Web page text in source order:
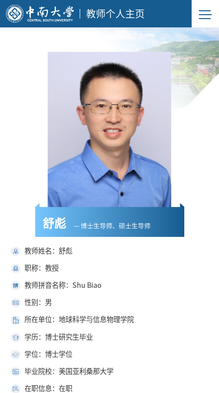
教师个人主页
舒彪 — 博士生导师、硕士生导师
教师姓名：舒彪
职称：教授
教师拼音名称：Shu Biao
性别：男
所在单位：地球科学与信息物理学院
学历：博士研究生毕业
学位：博士学位
毕业院校：美国亚利桑那大学
在职信息：在职